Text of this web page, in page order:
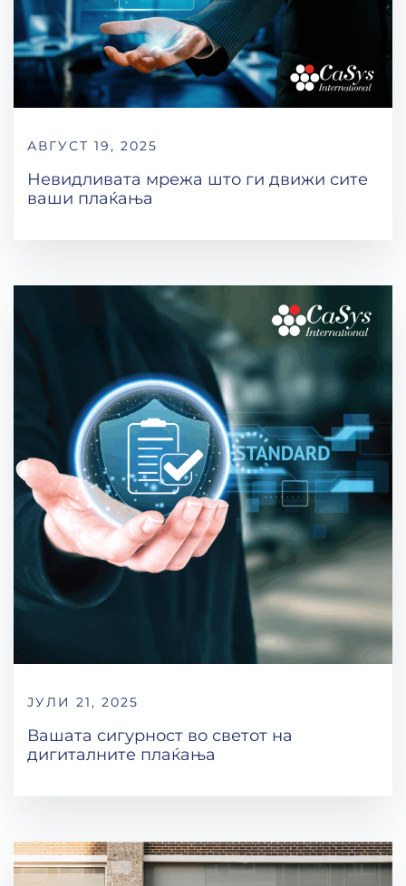
АВГУСТ 19, 2025
Невидливата мрежа што ги движи сите
ваши плаќања
ЈУЛИ 21, 2025
Вашата сигурност во светот на
дигиталните плаќања